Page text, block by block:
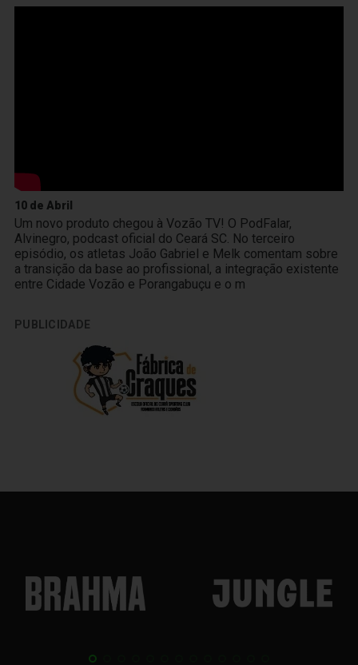
10 de Abril
Um novo produto chegou à Vozão TV! O PodFalar,
Alvinegro, podcast oficial do Ceará SC. No terceiro
episódio, os atletas João Gabriel e Melk comentam sobre
a transição da base ao profissional, a integração existente
entre Cidade Vozão e Porangabuçu e o m
PUBLICIDADE